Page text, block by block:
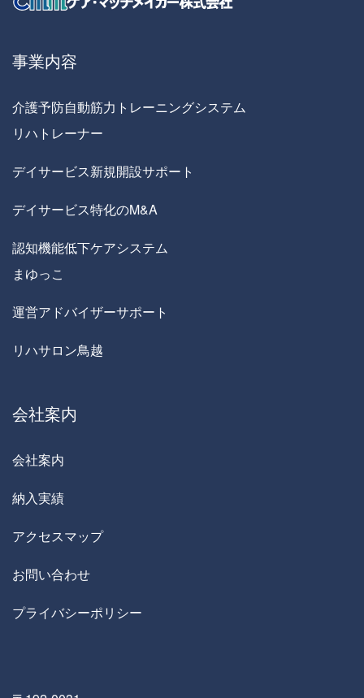
事業内容
介護予防自動筋力トレーニングシステム
リハトレーナー
デイサービス新規開設サポート
デイサービス特化のM&A
認知機能低下ケアシステム
まゆっこ
運営アドバイザーサポート
リハサロン鳥越
会社案内
会社案内
納入実績
アクセスマップ
お問い合わせ
プライバシーポリシー